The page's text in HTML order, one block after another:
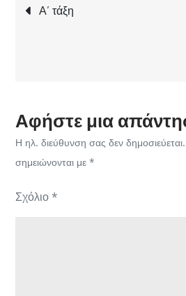
Πλοήγηση
Α’ τάξη
Αφήστε μια
Η ηλ. διεύθυνση σας δεν δημοσιεύεται.
σημειώνονται με*
Σχόλιο *